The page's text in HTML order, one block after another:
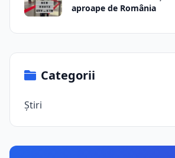
aproape de România
Categorii
Știri